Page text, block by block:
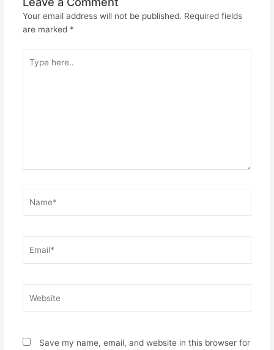
Your email address will not be published. Required fields
are marked *
here..
Save my name, email, and website in this browser for